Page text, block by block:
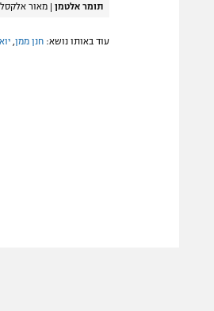
תומר אלטמן | מאור
עוד באותו נושא: חנן ממן